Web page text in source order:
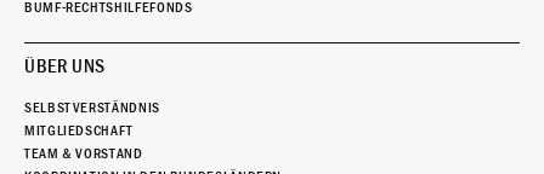
BUMF-RECHTSHILFEFONDS
ÜBER UNS
SELBSTVERSTÄNDNIS
MITGLIEDSCHAFT
TEAM & VORSTAND